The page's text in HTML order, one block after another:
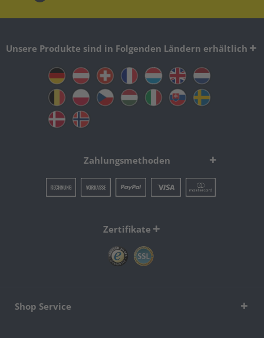
Unsere Produkte sind in Folgenden Ländern erhältlich
Zahlungsmethoden
Zertifikate
Shop Service